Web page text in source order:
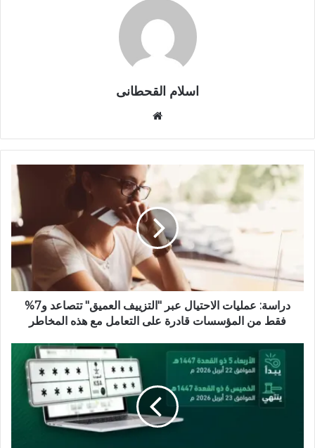
اسلام القحطانى
ق
ع
ا
و
ب
دراسة: عمليات الاحتيال عبر "التزييف العميق" تتصاعد و7%
فقط من المؤسسات قادرة على التعامل مع هذه المخاطر